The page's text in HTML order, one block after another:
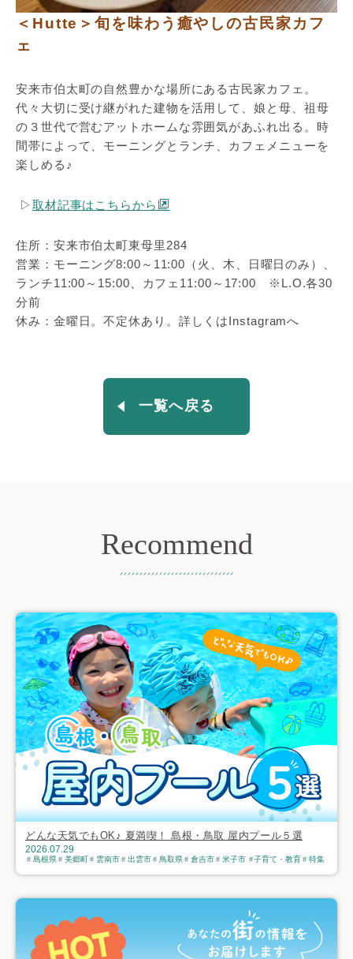
＜Hutte＞旬を味わう癒やしの古民家カフ
ェ
安来市伯太町の自然豊かな場所にある古民家カフェ。
代々大切に受け継がれた建物を活用して、娘と母、祖母
の３世代で営むアットホームな雰囲気があふれ出る。時
間帯によって、モーニングとランチ、カフェメニューを
楽しめる♪
▷ 取材記事はこちらから
住所：安来市伯太町東母里284
営業：モーニング8:00～11:00（火、木、日曜日のみ）、
ランチ11:00～15:00、カフェ11:00～17:00 ※L.O.各30
分前
休み：金曜日。不定休あり。詳しくはInstagramへ
一覧へ戻る
Recommend
どんな天気でもOK♪ 夏満喫！ 島根・鳥取 屋内プール５選
2026.07.29
島根県 美郷町 雲南市 出雲市 鳥取県 倉吉市 米子市 子育て・教育 特集